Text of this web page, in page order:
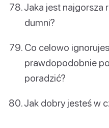
Jaka jest najgorsza
dumni?
Co celowo
prawdopodobnie
poradzić?
Jak dobry jesteś w